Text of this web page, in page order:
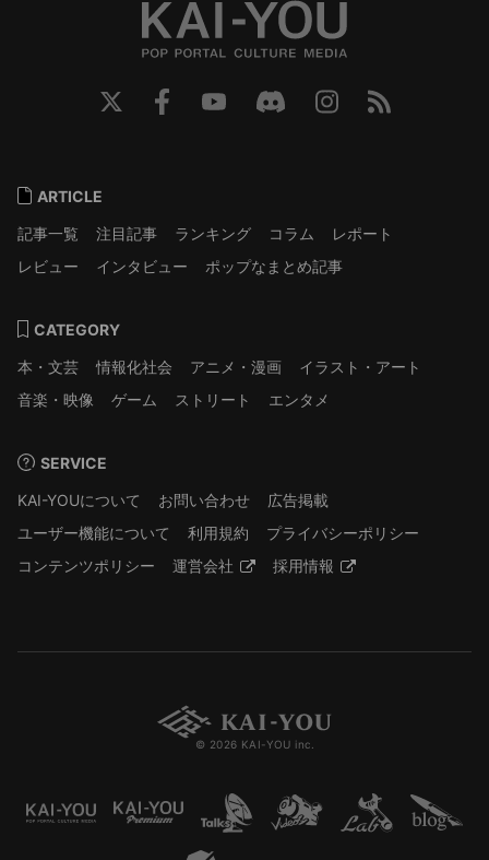
ARTICLE
記事一覧
注目記事 ランキング コラム
レポート
レビュー
インタビュー ポップなまとめ記事
CATEGORY
本・文芸
情報化社会 アニメ・漫画
イラスト・アート
音楽・映像
ゲーム ストリート エンタメ
SERVICE
KAI-YOUについて
お問い合わせ
広告掲載
ユーザー機能について
利用規約
プライバシーポリシー
コンテンツポリシー
運営会社 採用情報
© 2026 KAI-YOU inc.